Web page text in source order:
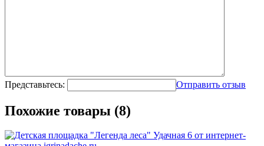
Представьтесь: Отправить отзыв
Похожие товары (8)